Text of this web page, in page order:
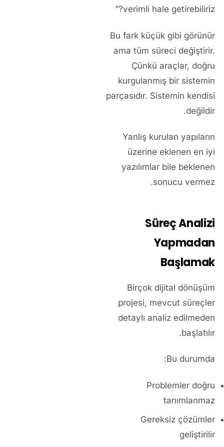
verimli hale getirebiliriz?”
Bu fark küçük gibi görünür
ama tüm süreci değiştirir.
Çünkü araçlar, doğru
kurgulanmış bir sistemin
parçasıdır. Sistemin kendisi
değildir.
Yanlış kurulan yapıların
üzerine eklenen en iyi
yazılımlar bile beklenen
sonucu vermez.
Süreç Analizi
Yapmadan
Başlamak
Birçok dijital dönüşüm
projesi, mevcut süreçler
detaylı analiz edilmeden
başlatılır.
Bu durumda:
Problemler doğru
tanımlanmaz
Gereksiz çözümler
geliştirilir